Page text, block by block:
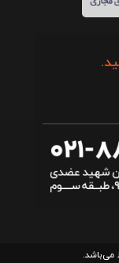
می‌باشد.